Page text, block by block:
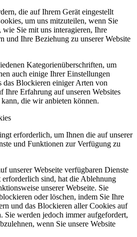
die auf Ihrem Gerät eingestellt
um uns mitzuteilen, wenn Sie
wie Sie mit uns interagieren, Ihre
und Ihre Beziehung zu unserer Website
Kategorienüberschriften, um
auch einige Ihrer Einstellungen
das Blockieren einiger Arten von
Ihre Erfahrung auf unseren Websites
die wir anbieten können.
erforderlich, um Ihnen die auf unserer
und Funktionen zur Verfügung zu
unserer Webseite verfügbaren Dienste
sind, hat die Ablehnung
unserer Webseite. Sie
oder löschen, indem Sie Ihre
und das Blockieren aller Cookies auf
Sie werden jedoch immer aufgefordert,
wenn Sie unsere Website